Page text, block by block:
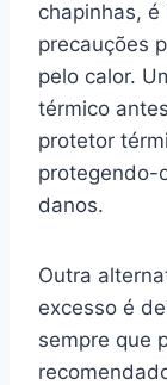
chapinhas,
precauções
pelo calor.
térmico
protetor
protegendo-
danos.
Outra
excesso é
sempre que